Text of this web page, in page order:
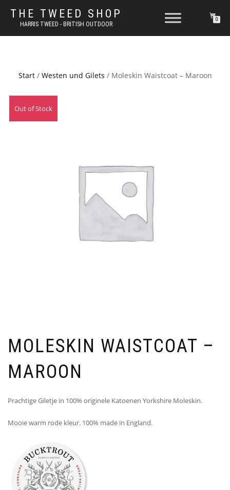
THE TWEED SHOP
HARRIS TWEED - BRITISH OUTDOOR
0
Start/ Westen und Gilets / Moleskin Waistcoat – Maroon
Out of Stock
MOLESKIN WAISTCOAT –
MAROON
Prachtige Giletje in 100% originele Katoenen Yorkshire Moleskin.
Mooie warm rode kleur. 100% made in England.